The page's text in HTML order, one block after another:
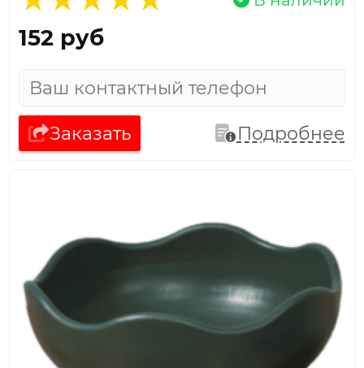
152 руб
Заказать Подробнее